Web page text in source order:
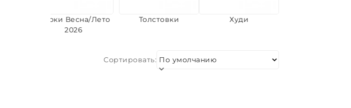
Брюки Весна/Лето
2026
Толстовки Худи
Сортировать: